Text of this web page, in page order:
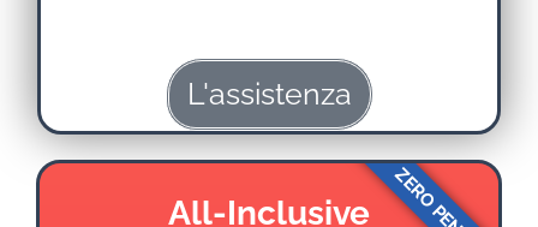
L'assistenza
All-Inclusive